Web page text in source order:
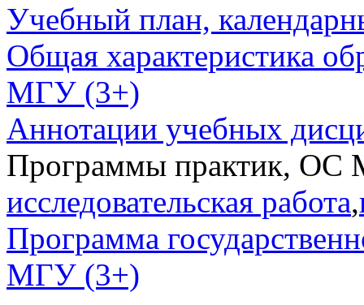
Учебный план,
Общая характеристика
МГУ (3+)
Аннотации учебных
Программы практик,
исследовательская работа,
Программа
МГУ (3+)